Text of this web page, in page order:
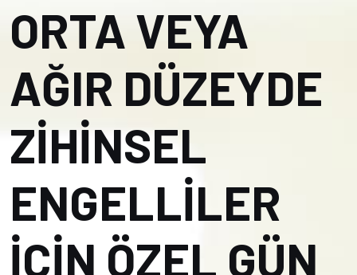
ORTA VEYA
AĞIR DÜZEYDE
ZİHİNSEL
ENGELLİLER
İÇİN ÖZEL GÜN